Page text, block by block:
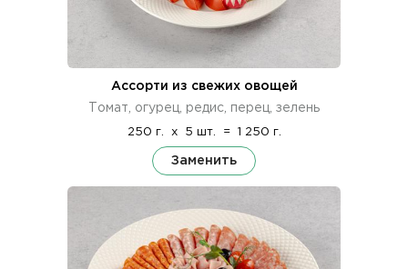
Ассорти из свежих овощей
Томат, огурец, редис, перец, зелень
250 г. x 5 шт. = 1 250 г.
Заменить